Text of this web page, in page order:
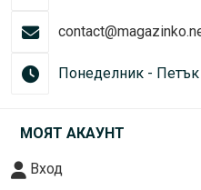
Понеделник -
МОЯТ АКАУНТ
Вход